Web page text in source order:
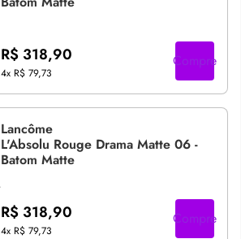
R$ 318,90
4x R$ 79,73
Compre
Lancôme
L'Absolu Rouge Drama Matte 06 -
Batom Matte
R$ 318,90
4x R$ 79,73
Compre